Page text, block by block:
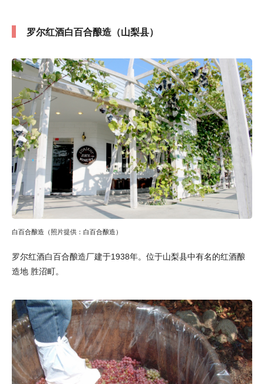
罗尔红酒白百合酿造（山梨县）
白百合酿造（照片提供：白百合酿造）
罗尔红酒白百合酿造厂建于1938年。位于山梨县中有名的红酒酿
造地 胜沼町。